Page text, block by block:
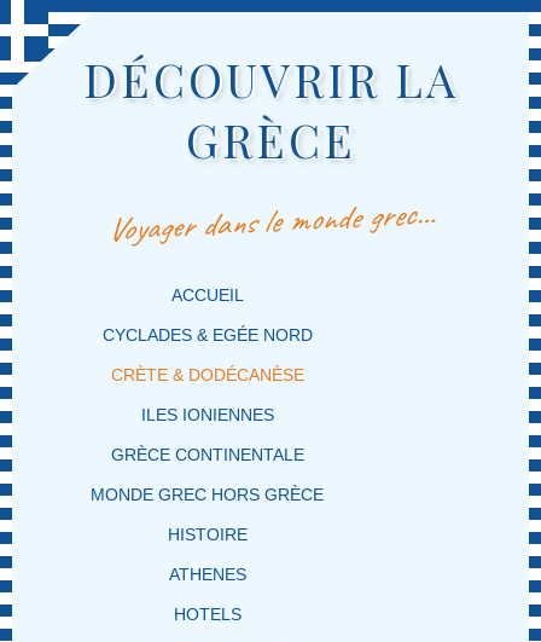
DÉCOUVRIR LA
GRÈCE
Voyager dans le monde grec…
MENU PRINCIPAL
MASQUER LA NAVIGATION PRINCIPALE
MASQUER LA NAVIGATION SECONDAIRE
ACCUEIL
CYCLADES & EGÉE NORD
CRÈTE & DODÉCANÈSE
ILES IONIENNES
GRÈCE CONTINENTALE
MONDE GREC HORS GRÈCE
HISTOIRE
ATHENES
HOTELS